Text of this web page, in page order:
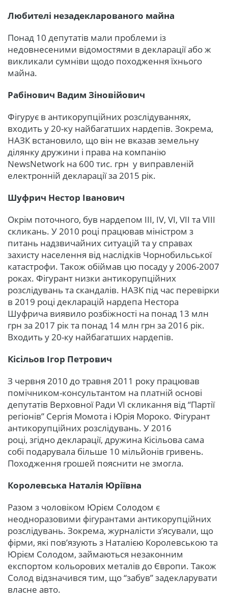
Любителі незадекларованого майна
Понад 10 депутатів мали проблеми із
недовнесеними відомостями в декларації або ж
викликали сумніви щодо походження їхнього
майна.
Рабінович Вадим Зіновійович
Фігурує в антикорупційних розслідуваннях,
входить у 20-ку найбагатших нардепів. Зокрема,
НАЗК встановило, що він не вказав земельну
ділянку дружини і права на компанію
NewsNetwork на 600 тис. грн у виправленій
електронній декларації за 2015 рік.
Шуфрич Нестор Іванович
Окрім поточного, був нардепом ІІІ, ІV, VI, VII та VIII
скликань. У 2010 році працював міністром з
питань надзвичайних ситуацій та у справах
захисту населення від наслідків Чорнобильської
катастрофи. Також обіймав цю посаду у 2006-2007
роках. Фігурант низки антикорупційних
розслідувань та скандалів. НАЗК під час перевірки
в 2019 році декларацій нардепа Нестора
Шуфрича виявило розбіжності на понад 13 млн
грн за 2017 рік та понад 14 млн грн за 2016 рік.
Входить у 20-ку найбагатших нардепів.
Кісільов Ігор Петрович
З червня 2010 до травня 2011 року працював
помічником-консультантом на платній основі
депутатів Верховної Ради VI скликання від “Партії
регіонів” Сергія Момота і Юрія Мороко. Фігурант
антикорупційних розслідувань. У 2016
році, згідно декларації, дружина Кісільова сама
собі подарувала більше 10 мільйонів гривень.
Походження грошей пояснити не змогла.
Королевська Наталія Юріївна
Разом з чоловіком Юрієм Солодом є
неодноразовими фігурантами антикорупційних
розслідувань. Зокрема, журналісти з’ясували, що
фірми, які пов’язують з Наталією Королевською та
Юрієм Солодом, займаються незаконним
експортом кольорових металів до Європи. Також
Солод відзначився тим, що “забув” задекларувати
власне авто.